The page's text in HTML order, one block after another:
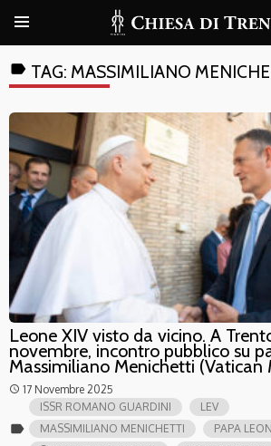
label TAG: MASSIMILIANO
Leone XIV visto da vicino. A
novembre, incontro pubblico su
Massimiliano Menichetti (Vatican
access_time 17 Novembre 2025
label
ISSR ROMANO GUARDINI
LEV
MASSIMILIANO MENICHETTI
PAPA